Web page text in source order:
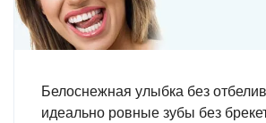
Белоснежная улыбка без
идеально ровные зубы без